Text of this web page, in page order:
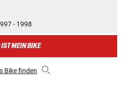
- 1998
MEIN BIKE
Bike finden